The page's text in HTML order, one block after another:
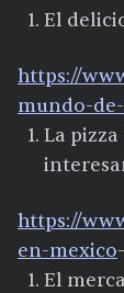
El
https://
mundo-
La
https://
en-mexico
El